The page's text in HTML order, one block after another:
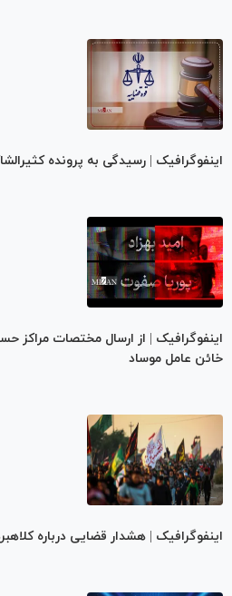
اینفوگرافیک | رسیدگی به پرونده
خائن عامل موساد
اینفوگرافیک | هشدار قضایی درباره